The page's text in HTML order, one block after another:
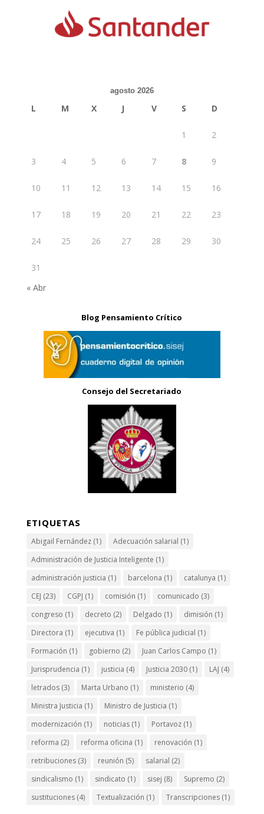
agosto 2026
L M X J V S D
1 2
3 4 5 6 7 8 9
10 11 12 13 14 15 16
17 18 19 20 21 22 23
24 25 26 27 28 29 30
31
« Abr
Blog Pensamiento Crítico
Consejo del Secretariado
ETIQUETAS
Abigail Fernández(1) Adecuación salarial (1)
Administración de Justicia Inteligente (1)
administración justicia (1) barcelona (1) catalunya (1)
CEJ (23) CGPJ (1) comisión (1) comunicado (3)
congreso (1) decreto (2) Delgado (1) dimisión (1)
Directora (1) ejecutiva (1) Fe pública judicial (1)
Formación (1) gobierno (2) Juan Carlos Campo (1)
Jurisprudencia (1) justicia (4) Justicia 2030(1) LAJ (4)
letrados(3) Marta Urbano (1) ministerio (4)
Ministra Justicia (1) Ministro de Justicia (1)
modernización (1) noticias(1) Portavoz(1)
reforma (2) reforma oficina (1) renovación (1)
retribuciones(3) reunión (5) salarial (2)
sindicalismo (1) sindicato (1) sisej (8) Supremo (2)
sustituciones(4) Textualización (1) Transcripciones(1)